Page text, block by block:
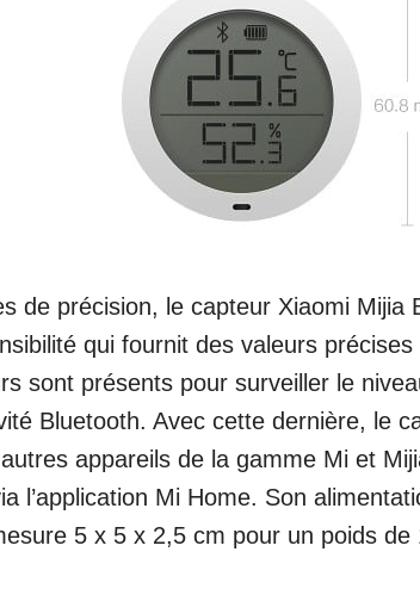
de précision, le capteur Xiaomi Mijia
qui fournit des valeurs
sont présents pour surveiller le
Bluetooth. Avec cette dernière, le
appareils de la gamme Mi et
l’application Mi Home. Son
5 x 5 x 2,5 cm pour un poids de